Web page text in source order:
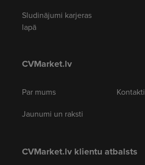
Sludinājumi karjeras
lapā
CVMarket.lv
Par mums
Jaunumi un raksti
Kontakti
CVMarket.lv klientu atbalsts